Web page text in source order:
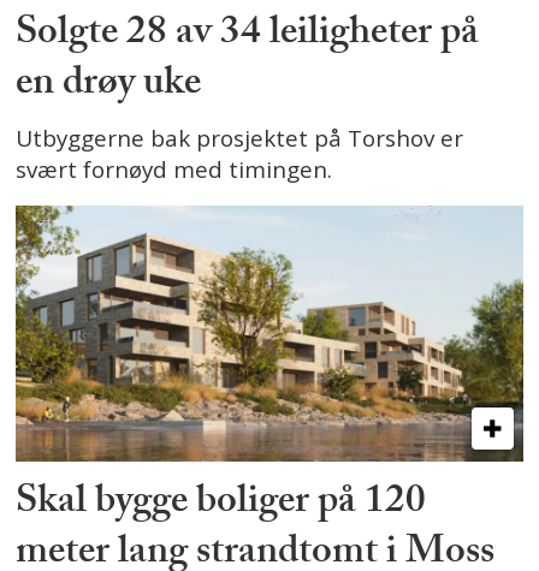
Solgte 28 av 34 leiligheter på
en drøy uke
Utbyggerne bak prosjektet på Torshov er
svært fornøyd med timingen.
Skal bygge boliger på 120
meter lang strandtomt i Moss